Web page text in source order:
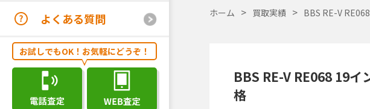
よくある質問
お試しでもOK！お気軽にどうぞ！
ホーム 買取実績 BBS RE-V
BBS RE-V RE068 19イ
格